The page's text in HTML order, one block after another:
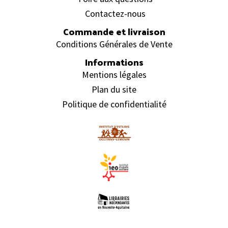
Contactez-nous
Commande et livraison
Conditions Générales de Vente
Informations
Mentions légales
Plan du site
Politique de confidentialité